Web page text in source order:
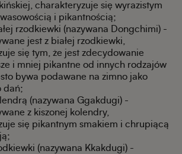
charakteryzuje się wyrazistym
i pikantnością;
rzodkiewki (nazywana Dongchimi) -
jest z białej rzodkiewki,
się tym, że jest zdecydowanie
i mniej pikantne od innych rodzajów
bywa podawane na zimno jako
dań;
(nazywana Ggakdugi) -
z kiszonej kolendry,
się pikantnym smakiem i chrupiącą
(nazywana Kkakdugi) -